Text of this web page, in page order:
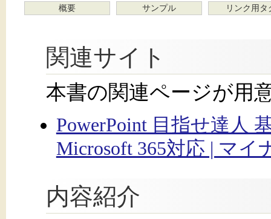
概要 サンプル リンク用タ
関連サイト
本書の関連ページが用
PowerPoint 目指せ達人
Microsoft 365対応 | マイ
内容紹介